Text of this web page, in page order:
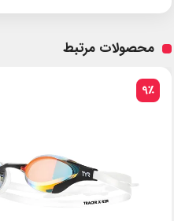
محصولات مرتبط
13٪